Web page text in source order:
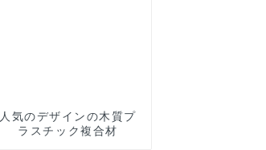
人気のデザインの木質プ
ラスチック複合材